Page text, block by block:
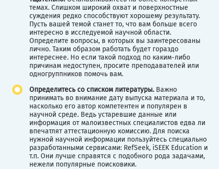
темах. Слишком широкий охват и поверхностные
суждения редко способствуют хорошему результату.
Пусть вашей темой станет то, что вам больше всего
интересно в исследуемой научной области.
Определите вопросы, в которых вы заинтересованы
лично. Таким образом работать будет гораздо
интереснее. Но если такой подход по каким-либо
причинам недоступен, просите преподавателей или
одногруппников помочь вам.
Определитесь со списком литературы.Важно
принимать во внимание дату выпуска материала и то,
насколько его автор компетентен и популярен в
научной среде. Ведь устаревшие данные или
информация от малоизвестных специалистов едва ли
впечатлят аттестационную комиссию. Для поиска
нужной научной информации пользуйтесь специально
разработанными сервисами: RefSeek, iSEEK Education и
т.п. Они лучше справятся с подобного рода задачами,
нежели популярные поисковики.